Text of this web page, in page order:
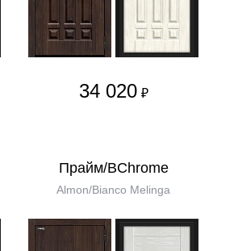
34 020 ₽
Прайм/BChrome
Almon/Bianco Melinga